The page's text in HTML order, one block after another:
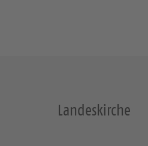
Landeskirche